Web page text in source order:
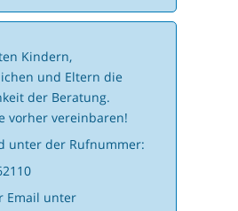
Kindern,
und Eltern die
der Beratung.
vorher vereinbaren!
unter der Rufnummer:
Email unter